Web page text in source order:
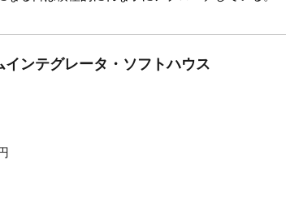
ンテグレータ・ソフトハウス